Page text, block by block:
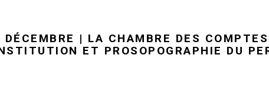
| LA CHAMBRE DES
ET PROSOPOGRAPHIE DU